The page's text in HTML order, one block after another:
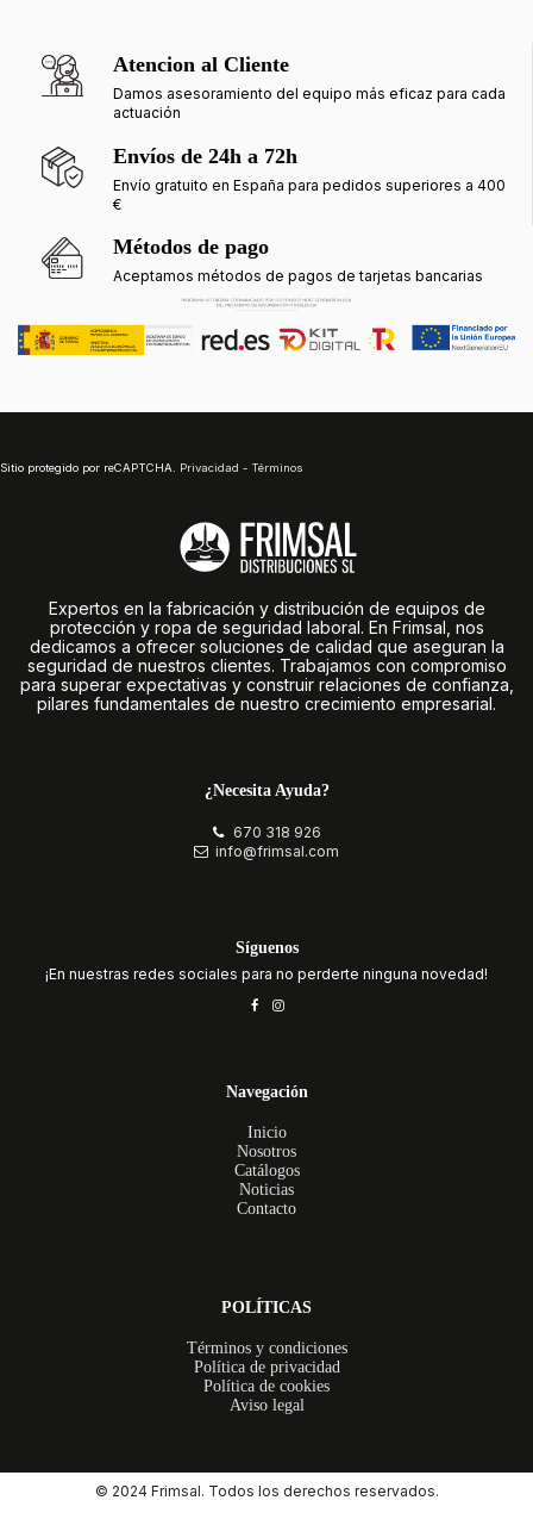
Atencion al Cliente
Damos asesoramiento del equipo más eficaz para cada
actuación
Envíos de 24h a 72h
Envío gratuito en España para pedidos superiores a 400
€
Métodos de pago
Aceptamos métodos de pagos de tarjetas bancarias
¿Necesita Ayuda?
670 318 926
info@frimsal.com
Síguenos
¡En nuestras redes sociales para no perderte ninguna novedad!
Navegación
Inicio
Nosotros
Catálogos
Noticias
Contacto
POLÍTICAS
Términos y condiciones
Política de privacidad
Política de cookies
Aviso legal
Expertos en la fabricación y distribución de equipos de
protección y ropa de seguridad laboral. En Frimsal, nos
dedicamos a ofrecer soluciones de calidad que aseguran la
seguridad de nuestros clientes. Trabajamos con compromiso
para superar expectativas y construir relaciones de confianza,
pilares fundamentales de nuestro crecimiento empresarial.
Sitio protegido por reCAPTCHA. Privacidad - Términos
© 2024 Frimsal. Todos los derechos reservados.